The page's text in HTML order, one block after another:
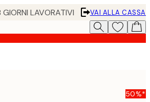
LAVORATIVI
VAI ALLA CASSA
50%*